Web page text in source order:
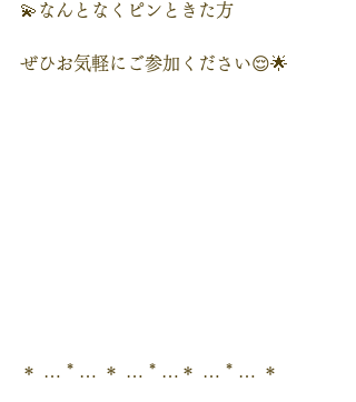
💫なんとなくピンときた方
ぜひお気軽にご参加ください😌🌟
＊ … * … ＊ … * …＊ … * … ＊